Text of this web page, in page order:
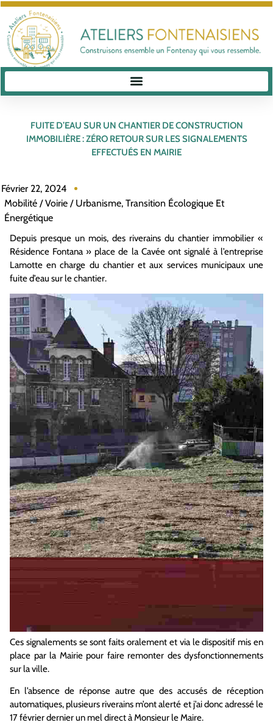
FUITE D’EAU SUR UN CHANTIER DE CONSTRUCTION
IMMOBILIÈRE : ZÉRO RETOUR SUR LES SIGNALEMENTS
EFFECTUÉS EN MAIRIE
Février 22, 2024
Mobilité / Voirie / Urbanisme, Transition Écologique Et
Énergétique
Depuis presque un mois, des riverains du chantier immobilier «
Résidence Fontana » place de la Cavée ont signalé à l’entreprise
Lamotte en charge du chantier et aux services municipaux une
fuite d’eau sur le chantier.
Ces signalements se sont faits oralement et via le dispositif mis en
place par la Mairie pour faire remonter des dysfonctionnements
sur la ville.
En l’absence de réponse autre que des accusés de réception
automatiques, plusieurs riverains m’ont alerté et j’ai donc adressé le
17 février dernier un mel direct à Monsieur le Maire.